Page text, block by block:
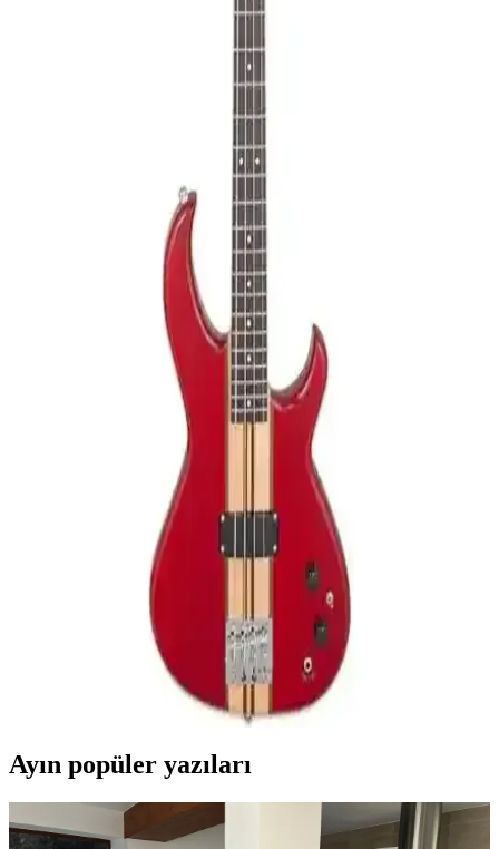
Midex MGA-35BK-PAK, başlangıç ve orta seviye gitaristler için
setidir. Set içinde mikrofon, kulaklık ve aksesuarlar bulunur,
kullanımı kolaydır ve 24 ay garantilidir.
Midex MGA-25BK-HD ve MGA-35BK-FP Gitar
Amfisi Karşılaştırması ve Özellikleri
İki popüler Midex gitar amfisi olan MGA-25BK-HD ve MGA-
35BK-FP'nin detaylı özellikleri ve kullanıcı yorumlarıyla
karşılaştırılması. Hangi modelin ihtiyaçlarınıza uygun olduğunu
Rosa RU002-YW Sarı Soprano Ukulele: Doğal
Ahşap Malzeme ve Yüksek Ses Kalitesi
Doğal ahşap malzeme ve şık tasarımıyla Rosa RU002-YW sarı
ukulele, hem başlangıç hem de deneyimli müzisyenler için ideal,
sıcak tonlar ve dayanıklı yapısıyla öne çıkar.
Üçlü Gitar Standı Seçenekleri ve Dekoratif Kullanım
Üçlü gitar standları, enstrümanları koruma ve odanızı şık gösterme
imkanı sunar. Farklı modeller ve malzemelerle hem fonksiyonel hem
de estetik çözümler sağlar.
Aria Pro II SB700PR Bas Gitar: Yüksek Kaliteli
Malzeme ve Çok Yönlü Performans Özellikleri
Aria Pro II SB700PR, hafif gövdesi ve güçlü sesiyle öne çıkan,
dayanıklı ve estetik bir bas gitar. Çok yönlü kullanımıyla sahne ve
stüdyo performanslarında tercih edilir.
Ayın popüler yazıları